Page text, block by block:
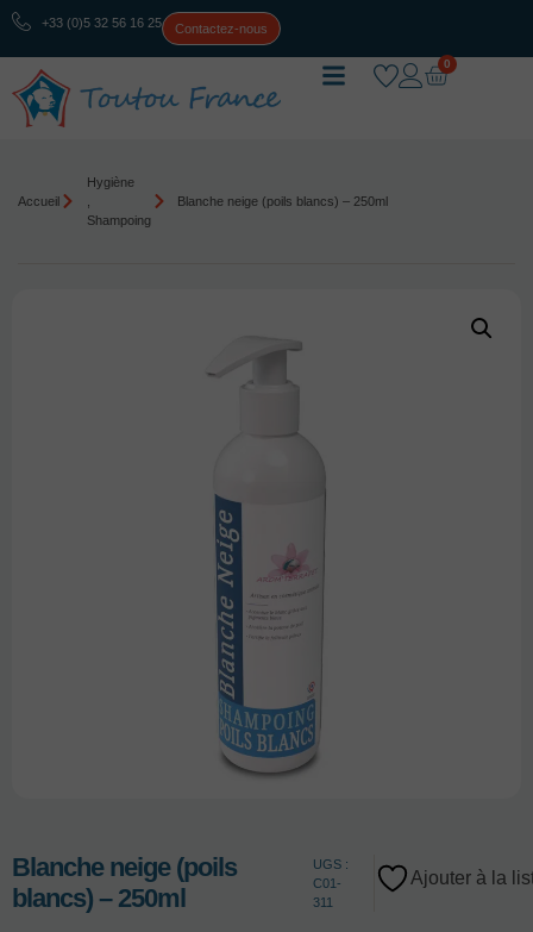
+33 (0)5 32 56 16 25 Contactez-nous
0
Accueil
Hygiène
Shampoing
Blanche neige (poils blancs) – 250ml
Blanche neige (poils
blancs) – 250ml
UGS :
C01-
311
Ajouter à la